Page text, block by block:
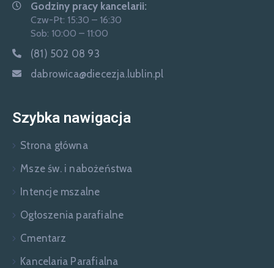
Godziny pracy kancelarii:
Czw-Pt: 15:30 – 16:30
Sob: 10:00 – 11:00
(81) 502 08 93
dabrowica@diecezja.lublin.pl
Szybka nawigacja
Strona główna
Msze św. i nabożeństwa
Intencje mszalne
Ogłoszenia parafialne
Cmentarz
Kancelaria Parafialna